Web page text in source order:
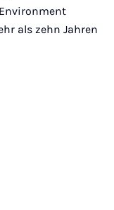
als zehn Jahren